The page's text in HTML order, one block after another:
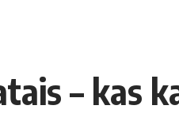
– kas